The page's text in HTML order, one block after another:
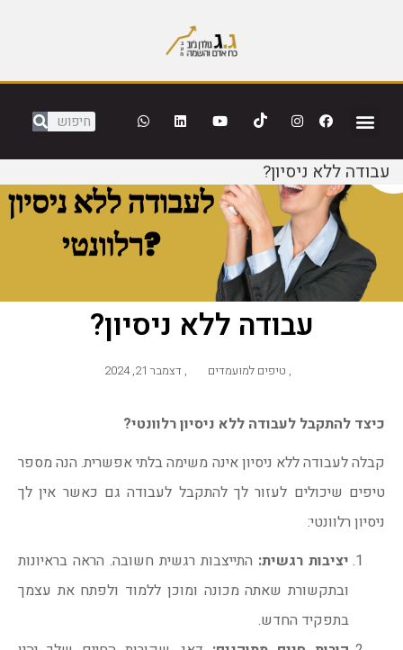
עבודה ללא ניסיון?
עבודה ללא ניסיון?
, טיפים למועמדים , דצמבר 21, 2024
כיצד להתקבל לעבודה ללא ניסיון רלוונטי?
קבלה לעבודה ללא ניסיון אינה משימה בלתי אפשרית. הנה מספר
טיפים שיכולים לעזור לך להתקבל לעבודה גם כאשר אין לך
ניסיון רלוונטי:
יציבות רגשית: התייצבות רגשית חשובה. הראה בראיונות
ובתקשורת שאתה מכונה ומוכן ללמוד ולפתח את עצמך
בתפקיד החדש.